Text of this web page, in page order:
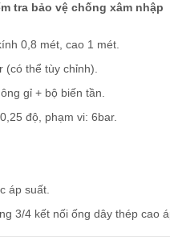
tra bảo vệ chống xâm nhập
0,8 mét, cao 1 mét.
(có thể tùy chỉnh).
gỉ + bộ biến tần.
độ, phạm vi: 6bar.
áp suất.
3/4 kết nối ống dây thép cao